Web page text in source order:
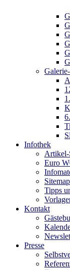
Infothek
Artikel-
Euro
Tipps
Kontakt
Presse